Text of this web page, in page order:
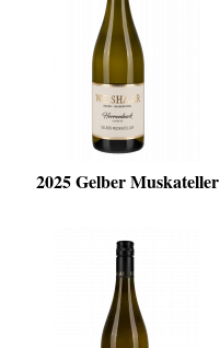
2025 Gelber Muskateller